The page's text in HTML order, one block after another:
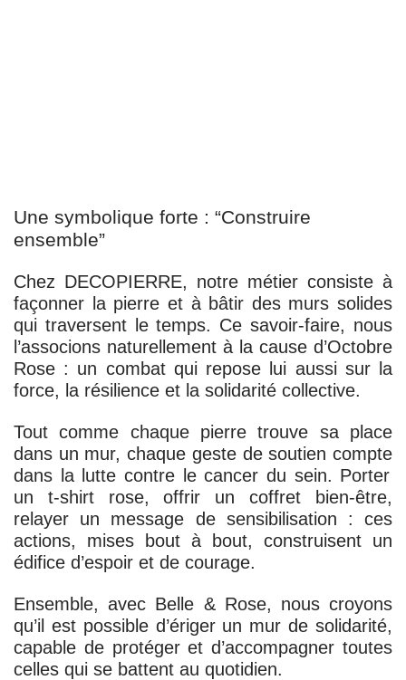
Une symbolique forte : “Construire
ensemble”
Chez DECOPIERRE, notre métier consiste à
façonner la pierre et à bâtir des murs solides
qui traversent le temps. Ce savoir-faire, nous
l’associons naturellement à la cause d’Octobre
Rose : un combat qui repose lui aussi sur la
force, la résilience et la solidarité collective.
Tout comme chaque pierre trouve sa place
dans un mur,chaque geste de soutien compte
dans la lutte contre le cancer du sein. Porter
un t-shirt rose, offrir un coffret bien-être,
relayer un message de sensibilisation : ces
actions, mises bout à bout, construisent un
édifice d’espoir et de courage.
Ensemble, avec Belle & Rose, nous croyons
qu’il est possible d’ériger un mur de solidarité,
capable de protéger et d’accompagner toutes
celles qui se battent au quotidien.